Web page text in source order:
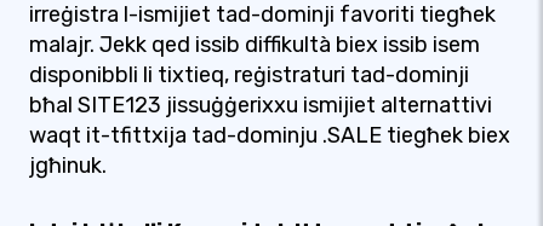
irreġistra l-ismijiet tad-dominji favoriti tiegħek
malajr. Jekk qed issib diffikultà biex issib isem
disponibbli li tixtieq, reġistraturi tad-dominji
bħal SITE123 jissuġġerixxu ismijiet alternattivi
waqt it-tfittxija tad-dominju .SALE tiegħek biex
jgħinuk.